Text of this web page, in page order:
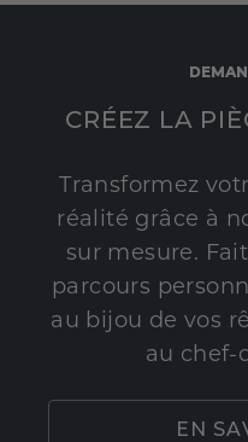
CRÉEZ LA
Transformez
réalité grâce à
sur mesure.
parcours
au bijou de vos
au
EN